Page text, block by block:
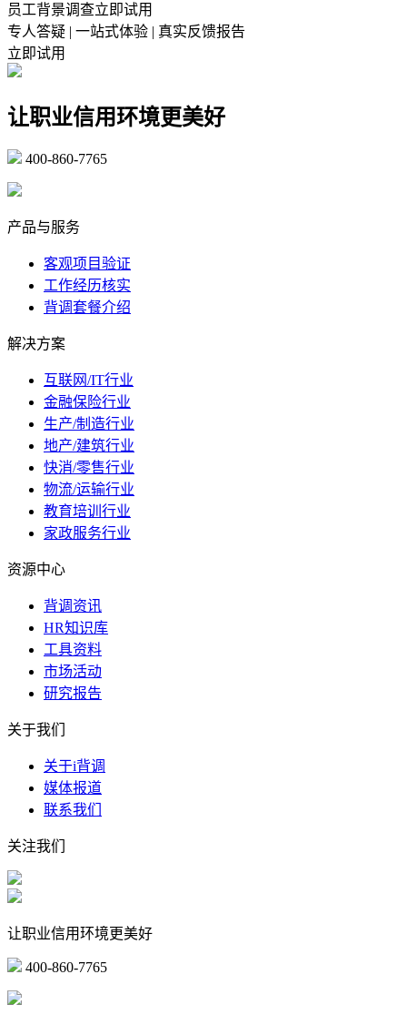
员工背景调查立即试用
专人答疑 | 一站式体验 | 真实反馈报告
立即试用
让职业信用环境更美好
400-860-7765
产品与服务
客观项目验证
工作经历核实
背调套餐介绍
解决方案
互联网/IT行业
金融保险行业
生产/制造行业
地产/建筑行业
快消/零售行业
物流/运输行业
教育培训行业
家政服务行业
资源中心
背调资讯
HR知识库
工具资料
市场活动
研究报告
关于我们
关于i背调
媒体报道
联系我们
关注我们
让职业信用环境更美好
400-860-7765